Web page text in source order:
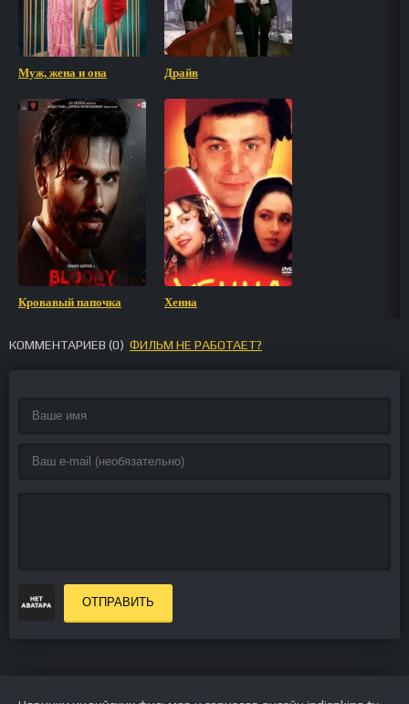
Муж, жена и она Драйв
Кровавый папочка Хенна
КОММЕНТАРИЕВ (0) ФИЛЬМ НЕ РАБОТАЕТ?
ОТПРАВИТЬ